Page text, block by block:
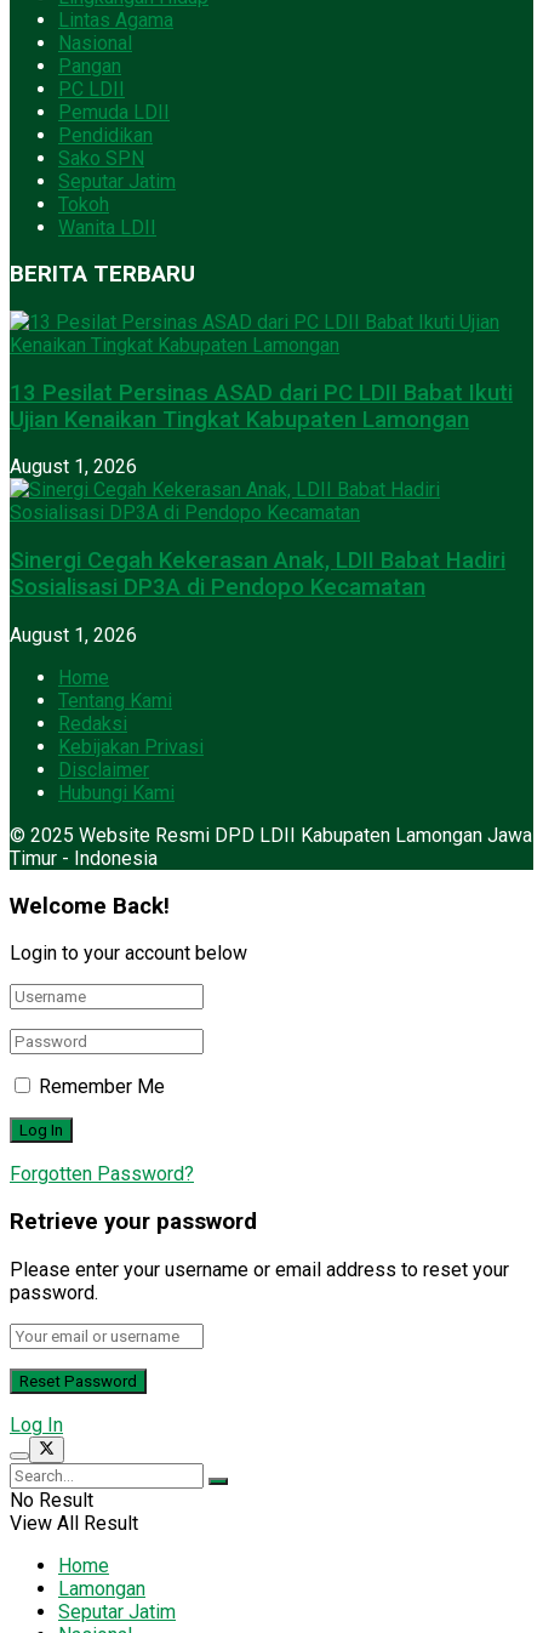
Lintas Agama
Nasional
Pangan
PC LDII
Pemuda LDII
Pendidikan
Sako SPN
Seputar Jatim
Tokoh
Wanita LDII
BERITA TERBARU
13 Pesilat Persinas ASAD dari PC LDII Babat Ikuti
Ujian Kenaikan Tingkat Kabupaten Lamongan
August 1, 2026
Sinergi Cegah Kekerasan Anak, LDII Babat Hadiri
Sosialisasi DP3A di Pendopo Kecamatan
August 1, 2026
Home
Tentang Kami
Redaksi
Kebijakan Privasi
Disclaimer
Hubungi Kami
© 2025 Website Resmi DPD LDII Kabupaten Lamongan Jawa
Timur - Indonesia
Welcome Back!
Login to your account below
Remember Me
Forgotten Password?
Retrieve your password
Please enter your username or email address to reset your
password.
Log In
No Result
View All Result
Home
Lamongan
Seputar Jatim